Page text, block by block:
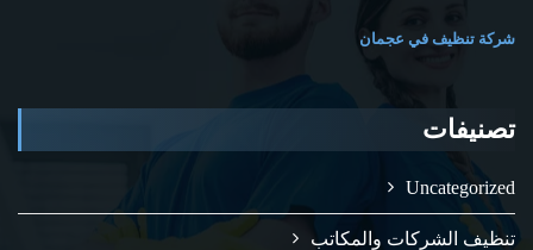
شركة تنظيف في عجمان
تصنيفات
Uncategorized
تنظيف الشركات والمكاتب